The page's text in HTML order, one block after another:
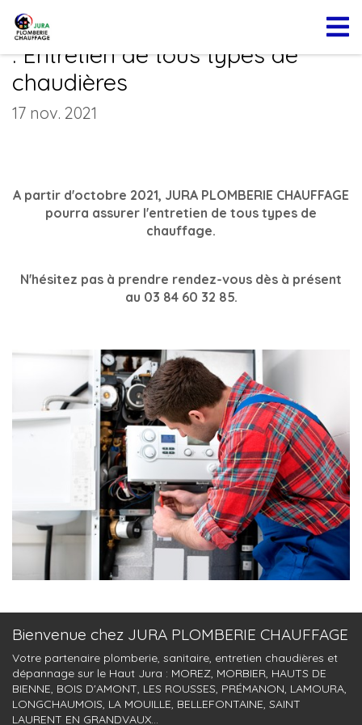
JURA PLOMBERIE CHAUFFAGE
: Entretien de tous types de
chaudières
17 nov. 2021
A partir d'octobre 2021, JURA PLOMBERIE CHAUFFAGE
pourra assurer l'entretien de tous types de
chauffage.
N'hésitez pas à prendre rendez-vous dès à présent
au 03 84 60 32 85.
Bienvenue chez JURA PLOMBERIE CHAUFFAGE
Votre partenaire plomberie, sanitaire, entretien chaudières et
dépannage sur le Haut Jura : MOREZ, MORBIER, HAUTS DE
BIENNE, BOIS D'AMONT, LES ROUSSES, PRÉMANON, LAMOURA,
LONGCHAUMOIS, LA MOUILLE, BELLEFONTAINE, SAINT
LAURENT EN GRANDVAUX...